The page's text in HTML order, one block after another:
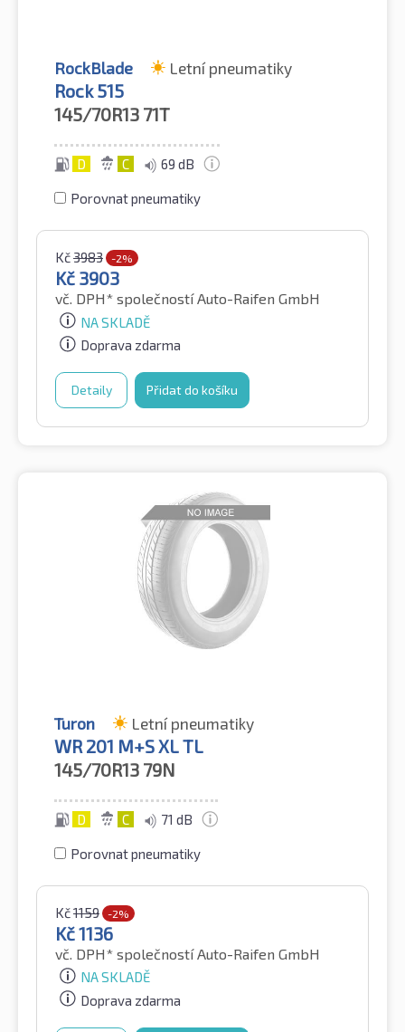
RockBlade Letní pneumatiky
Rock 515
145/70R13 71T
D C 69 dB
Porovnat pneumatiky
Kč3983 -2%
Kč 3903
vč. DPH* společností Auto-Raifen GmbH
NA SKLADĚ
Doprava zdarma
Detaily Přidat do košíku
Turon Letní pneumatiky
WR 201 M+S XL TL
145/70R13 79N
D C 71 dB
Porovnat pneumatiky
Kč1159 -2%
Kč1136
vč. DPH* společností Auto-Raifen GmbH
NA SKLADĚ
Doprava zdarma